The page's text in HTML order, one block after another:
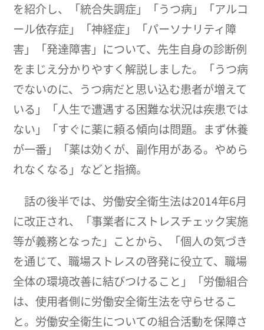
を紹介し、「統合失調症」「うつ病」「アルコ
ール依存症」「神経症」「パーソナリティ障
害」「発達障害」について、先生自身の診断例
をまじえ分かりやすく解説しました。「うつ病
でないのに、うつ病だと思い込む患者が増えて
いる」「人生で遭遇する困難な状況は疾患では
ない」「すぐに薬に頼る傾向は問題。まず休養
が一番」「薬は効くが、副作用がある。やめら
れなくなる」などと指摘。
話の後半では、労働安全衛生法は2014年6月
に改正され、「事業者にストレスチェック実施
等が義務となった」ことから、「個人の気づき
を通じて、職場ストレスの啓発に役立て、職場
全体の環境改善に結びつけること」「労働組合
は、使用者側に労働安全衛生法を守らせるこ
と。労働安全衛生についての組合活動を保障さ